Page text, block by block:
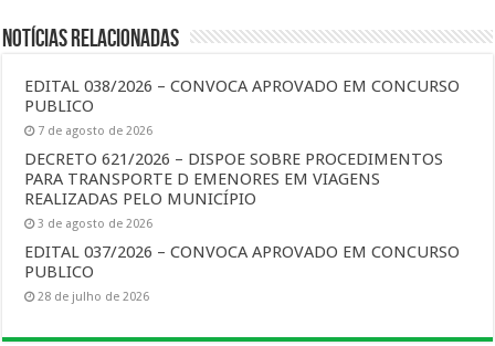
Notícias Relacionadas
EDITAL 038/2026 – CONVOCA APROVADO EM CONCURSO
PUBLICO
7 de agosto de 2026
DECRETO 621/2026 – DISPOE SOBRE PROCEDIMENTOS
PARA TRANSPORTE D EMENORES EM VIAGENS
REALIZADAS PELO MUNICÍPIO
3 de agosto de 2026
EDITAL 037/2026 – CONVOCA APROVADO EM CONCURSO
PUBLICO
28 de julho de 2026